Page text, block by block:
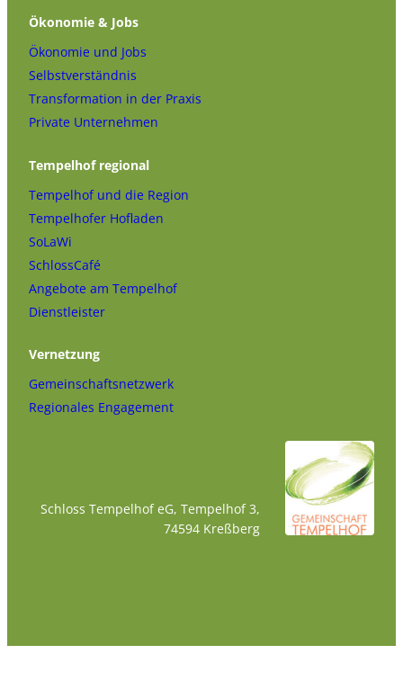
Ökonomie & Jobs
Ökonomie und Jobs
Selbstverständnis
Transformation in der Praxis
Private Unternehmen
Tempelhof regional
Tempelhof und die Region
Tempelhofer Hofladen
SoLaWi
SchlossCafé
Angebote am Tempelhof
Dienstleister
Vernetzung
Gemeinschaftsnetzwerk
Regionales Engagement
Schloss Tempelhof eG, Tempelhof 3,
74594 Kreßberg